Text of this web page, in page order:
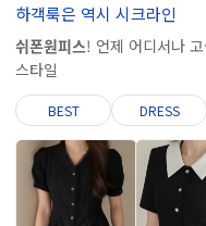
하객룩은 역시 시크라인
쉬폰원피스! 언제 어디서나
스타일
BEST DRESS